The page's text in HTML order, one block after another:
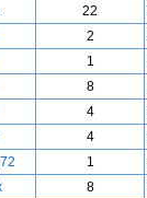
22
2
1
8
4
4
1
8